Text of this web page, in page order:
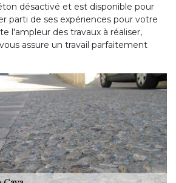
désactivé et est disponible pour
parti de ses expériences pour votre
l'ampleur des travaux à réaliser,
assure un travail parfaitement